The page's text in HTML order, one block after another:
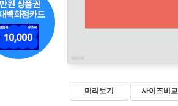
미리보기 사이즈비교